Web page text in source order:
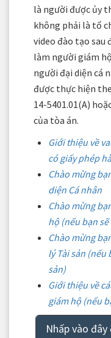
là người được ủy
không phải là tổ
video đào tạo sau
làm người giám
người đại diện cá
được thực hiện
14-5401.01(A)
của tòa án.
Giới thiệu về
có giấy phép
Chào mừng
diện Cá nhân
Chào mừng
hộ (nếu bạn
Chào mừng
lý Tài sản (nếu
sản)
Giới thiệu về
giám hộ (nếu
Nhấp vào